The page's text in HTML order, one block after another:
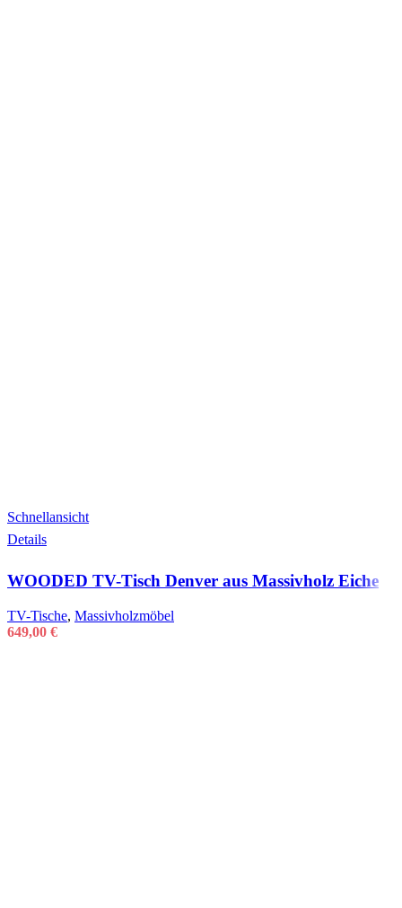
Schnellansicht
Details
WOODED TV-Tisch Denver aus Massivholz Eiche
TV-Tische, Massivholzmöbel
649,00 €